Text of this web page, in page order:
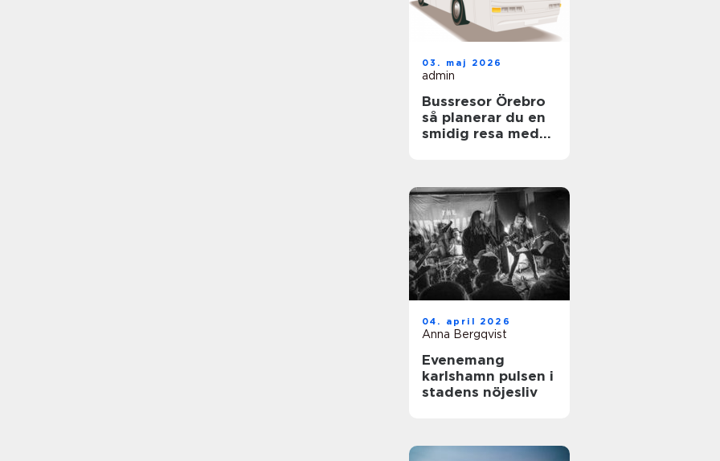
03. maj 2026
admin
Bussresor Örebro
så planerar du en
smidig resa med
04. april 2026
Anna Bergqvist
Evenemang
karlshamn pulsen i
stadens nöjesliv